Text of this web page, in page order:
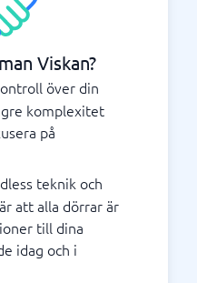
Viskan?
över din
komplexitet
på
teknik och
att alla dörrar är
till dina
idag och i